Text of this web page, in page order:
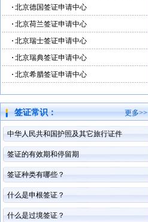
北京德国签证申请中心
北京荷兰签证申请中心
北京瑞士签证申请中心
北京瑞典签证申请中心
北京希腊签证申请中心
签证常识： 更多>>
中华人民共和国护照及其它旅行证件
签证的有效期和停留期
签证种类有哪些？
什么是申根签证？
什么是过境签证？